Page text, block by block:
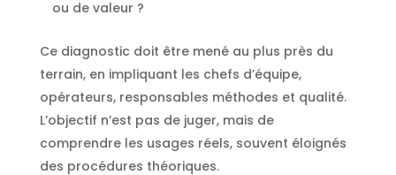
ou de valeur ?
Ce diagnostic doit être mené au plus près du
terrain, en impliquant les chefs d’équipe,
opérateurs, responsables méthodes et qualité.
L’objectif n’est pas de juger, mais de
comprendre les usages réels, souvent éloignés
des procédures théoriques.